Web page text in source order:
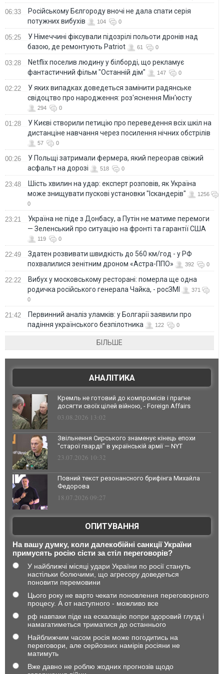
06:33
Російському Бєлгороду вночі не дала спати серія
потужних вибухів
104 0
05:25
У Німеччині фіксували підозрілі польоти дронів над
базою, де ремонтують Patriot
61 0
03:28
Netflix поселив людину у білборді, що рекламує
фантастичний фільм "Останній дім"
147 0
02:22
У яких випадках доведеться замінити радянське
свідоцтво про народження: роз'яснення Мін'юсту
294 0
01:28
У Києві створили петицію про переведення всіх шкіл на
дистанціне навчання через посилення нічних обстрілів
57 0
00:26
У Польщі затримали фермера, який переорав свіжий
асфальт на дорозі
518 0
23:48
Шість хвилин на удар: експерт розповів, як Україна
може знищувати пускові установки "Іскандерів"
1256
0
23:21
Україна не піде з Донбасу, а Путін не матиме перемоги
— Зеленський про ситуацію на фронті та гарантії США
119 0
22:49
Здатен розвивати швидкість до 560 км/год - у РФ
похвалилися зенітним дроном «Астра-ППО»
392 0
22:22
Вибух у московському ресторані: померла ще одна
родичка російського генерала Чайка, - росЗМІ
371
0
21:42
Первинний аналіз уламків: у Болгарії заявили про
падіння українського безпілотника
122 0
БІЛЬШЕ
АНАЛІТИКА
Кремль не готовий до компромісів і прагне
досягти своїх цілей війною, - Foreign Affairs
03.08.2026 13:02
Звільнення Сирського знаменує кінець епохи
"старої гвардії" в українській армії — NYT
23.07.2026 10:32
Повний текст резонансного брифінга Михайла
Федорова
18.07.2026 09:27
ОПИТУВАННЯ
На вашу думку, коли далекобійні санкції України
примусять росію сісти за стіл переговорів?
У найближчі місяці удари України по росії стануть
настільки болючими, що агресору доведеться
поновити перемовини
Цього року не варто чекати поновлення переговорного
процесу. А от наступного - можливо все
рф навпаки піде на ескалацію попри здоровий глузд і
намагатиметься триматися до останнього
Найближчим часом росія може погодитись на
переговори, але серйозних намірів росіяни не
матимуть
Вже давно не роблю жодних прогнозів щодо